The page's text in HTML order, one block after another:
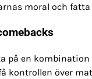
moral och
på en
kontrollen över